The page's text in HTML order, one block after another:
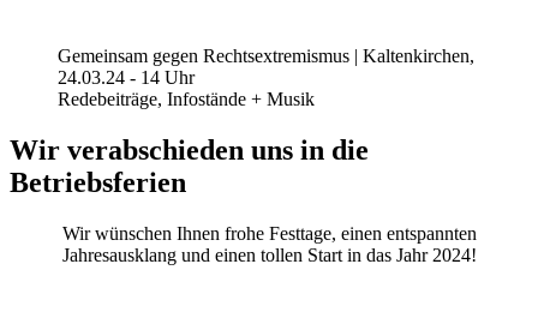
Gemeinsam gegen Rechtsextremismus | Kaltenkirchen,
24.03.24 - 14 Uhr
Redebeiträge, Infostände + Musik
Wir verabschieden uns in die
Betriebsferien
Wir wünschen Ihnen frohe Festtage, einen entspannten
Jahresausklang und einen tollen Start in das Jahr 2024!